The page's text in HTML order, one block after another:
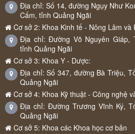
Địa chỉ: Số 14, đường Ngụy Như
Cấm, tỉnh Quảng Ngãi
Cơ sở 2: Khoa Kinh tế - Nông Lâm và
Địa chỉ: Đường Võ Nguyên Giáp,
tỉnh Quảng Ngãi
Cơ sở 3: Khoa Y - Dược:
Địa chỉ: Số 347, đường Bà Triệu,
Quảng Ngãi
Cơ sở 4: Khoa Kỹ thuật - Công nghệ
Địa chỉ: Đường Trương Vĩnh Ký,
Quảng Ngãi
Cơ sở 5: Khoa các Khoa học cơ bản